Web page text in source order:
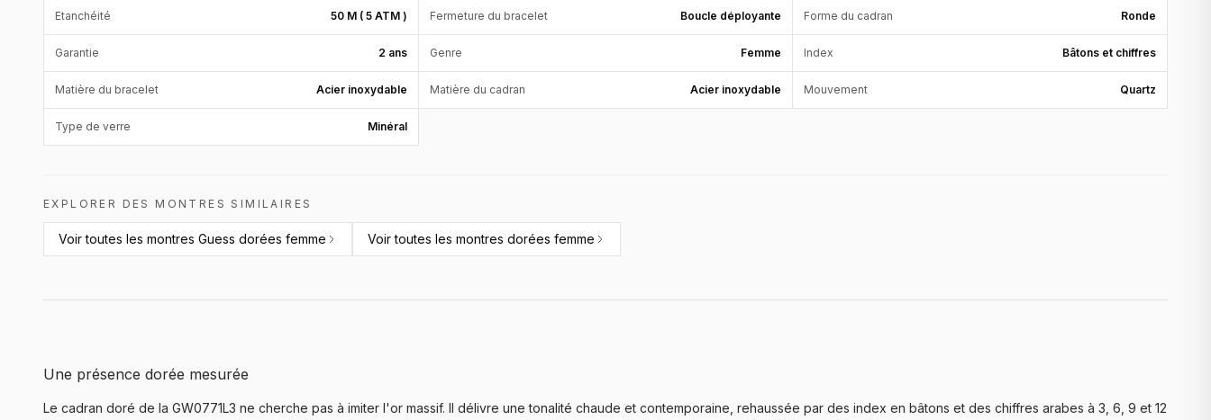
Etanchéité 50 M ( 5 ATM ) Fermeture du bracelet Boucle déployante Forme du cadran Ronde
Garantie 2 ans Genre Femme Index Bâtons et chiffres
Matière du bracelet Acier inoxydable Matière du cadran Acier inoxydable Mouvement Quartz
Type de verre Minéral
EXPLORER DES MONTRES SIMILAIRES
Voir toutes les montres Guess dorées femme Voir toutes les montres dorées femme
Une présence dorée mesurée
Le cadran doré de la GW0771L3 ne cherche pas à imiter l'or massif. Il délivre une tonalité chaude et contemporaine, rehaussée par des index en bâtons et des chiffres arabes à 3, 6, 9 et 12